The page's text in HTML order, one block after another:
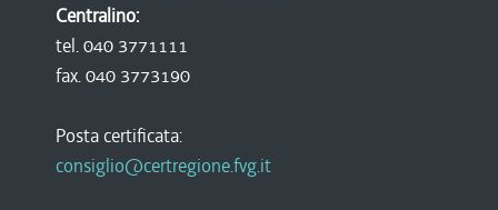
Centralino:
tel. 040 3771111
fax. 040 3773190
Posta certificata:
consiglio@certregione.fvg.it